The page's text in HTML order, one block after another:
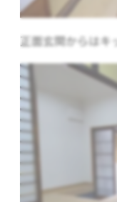
正面玄関からはキ